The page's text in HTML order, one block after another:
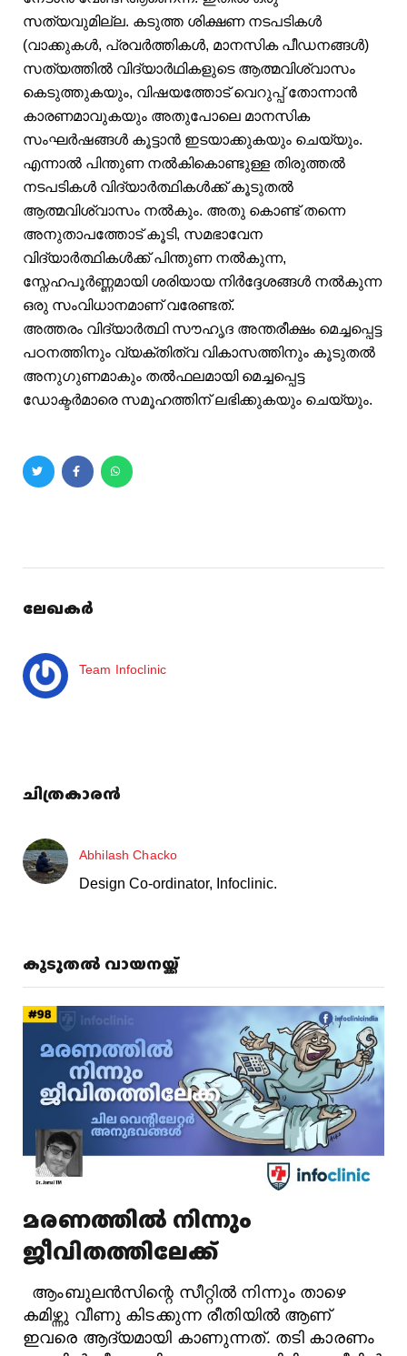
സത്യവുമില്ല. കടുത്ത ശിക്ഷണ നടപടികൾ
(വാക്കുകൾ, പ്രവർത്തികൾ, മാനസിക പീഡനങ്ങൾ)
സത്യത്തിൽ വിദ്യാർഥികളുടെ ആത്മവിശ്വാസം
കെടുത്തുകയും, വിഷയത്തോട് വെറുപ്പ് തോന്നാൻ
കാരണമാവുകയും അതുപോലെ മാനസിക
സംഘർഷങ്ങൾ കൂട്ടാൻ ഇടയാക്കുകയും ചെയ്യും.
എന്നാൽ പിന്തുണ നൽകികൊണ്ടുള്ള തിരുത്തൽ
നടപടികൾ വിദ്യാർത്ഥികൾക്ക് കൂടുതൽ
ആത്മവിശ്വാസം നൽകും. അതു കൊണ്ട് തന്നെ
അനുതാപത്തോട് കൂടി, സമഭാവേന
വിദ്യാർത്ഥികൾക്ക് പിന്തുണ നൽകുന്ന,
സ്നേഹപൂർണ്ണമായി ശരിയായ നിർദ്ദേശങ്ങൾ നൽകുന്ന
ഒരു സംവിധാനമാണ് വരേണ്ടത്.
അത്തരം വിദ്യാർത്ഥി സൗഹൃദ അന്തരീക്ഷം മെച്ചപ്പെട്ട
പഠനത്തിനും വ്യക്തിത്വ വികാസത്തിനും കൂടുതൽ
അനുഗുണമാകും തൽഫലമായി മെച്ചപ്പെട്ട
ഡോക്ടർമാരെ സമൂഹത്തിന് ലഭിക്കുകയും ചെയ്യും.
ലേഖകർ
Team Infoclinic
ചിത്രകാരൻ
Abhilash Chacko
Design Co-ordinator, Infoclinic.
കൂടുതൽ വായനയ്ക്ക്
മരണത്തിൽ നിന്നും
ജീവിതത്തിലേക്ക്
ആംബുലൻസിന്റെ സീറ്റിൽ നിന്നും താഴെ
കമിഴ്ന്നു വീണു കിടക്കുന്ന രീതിയില്‍ ആണ്
ഇവരെ ആദ്യമായി കാണുന്നത്. തടി കാരണം